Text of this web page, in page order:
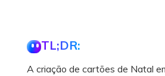
TL;DR:
A criação de cartões de Natal